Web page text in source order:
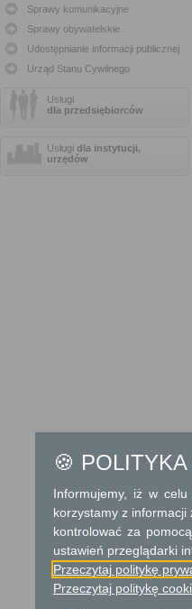
Sprawy komunikacyjne
Sprawy obywatelskie
Udostępnianie informacji publicznej
Urząd Stanu Cywilnego
Usługi
dla przedsiębiorców
Usługi dla instytucji,
urzędów
🍪
Informujemy, iż w
korzystamy z
kontrolować za
ustawień przeglądarki
Przeczytaj politykę
Przeczytaj politykę